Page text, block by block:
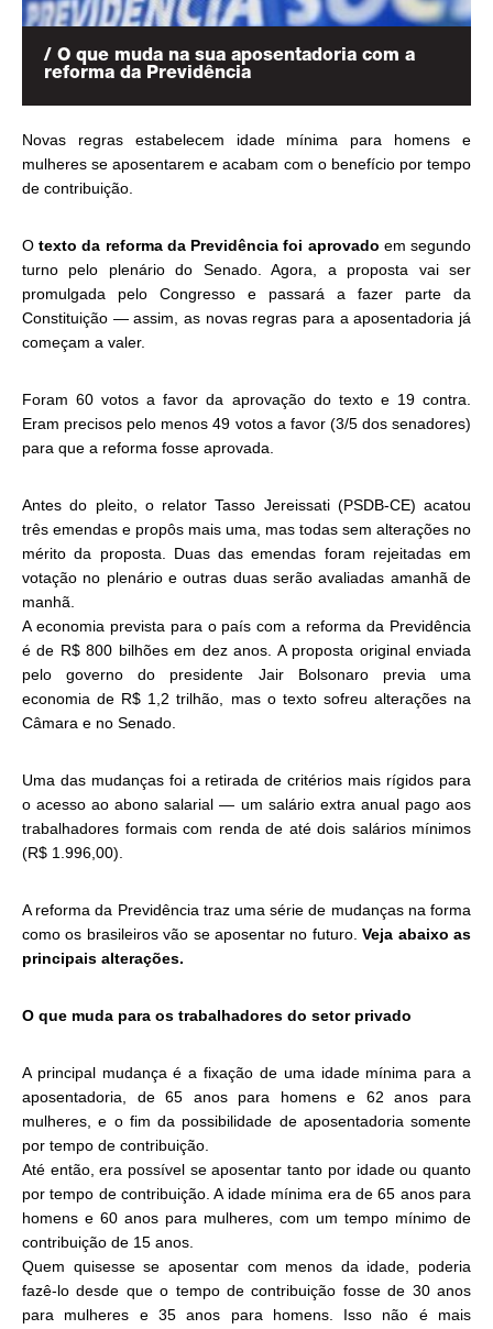
/ O que muda na sua aposentadoria com a
reforma da Previdência
Novas regras estabelecem idade mínima para homens e
mulheres se aposentarem e acabam com o benefício por tempo
de contribuição.
Otexto da reforma da Previdência foi aprovado em segundo
turno pelo plenário do Senado. Agora, a proposta vai ser
promulgada pelo Congresso e passará a fazer parte da
Constituição — assim, as novas regras para a aposentadoria já
começam a valer.
Foram 60 votos a favor da aprovação do texto e 19 contra.
Eram precisos pelo menos 49 votos a favor (3/5 dos senadores)
para que a reforma fosse aprovada.
Antes do pleito, o relator Tasso Jereissati (PSDB-CE) acatou
três emendas e propôs mais uma, mas todas sem alterações no
mérito da proposta. Duas das emendas foram rejeitadas em
votação no plenário e outras duas serão avaliadas amanhã de
manhã.
A economia prevista para o país com a reforma da Previdência
é de R$ 800 bilhões em dez anos. A proposta original enviada
pelo governo do presidente Jair Bolsonaro previa uma
economia de R$ 1,2 trilhão, mas o texto sofreu alterações na
Câmara e no Senado.
Uma das mudanças foi a retirada de critérios mais rígidos para
o acesso ao abono salarial — um salário extra anual pago aos
trabalhadores formais com renda de até dois salários mínimos
(R$ 1.996,00).
A reforma da Previdência traz uma série de mudanças na forma
como os brasileiros vão se aposentar no futuro.Veja abaixo as
principais alterações.
O que muda para os trabalhadores do setor privado
A principal mudança é a fixação de uma idade mínima para a
aposentadoria, de 65 anos para homens e 62 anos para
mulheres, e o fim da possibilidade de aposentadoria somente
por tempo de contribuição.
Até então, era possível se aposentar tanto por idade ou quanto
por tempo de contribuição. A idade mínima era de 65 anos para
homens e 60 anos para mulheres, com um tempo mínimo de
contribuição de 15 anos.
Quem quisesse se aposentar com menos da idade, poderia
fazê-lo desde que o tempo de contribuição fosse de 30 anos
para mulheres e 35 anos para homens. Isso não é mais